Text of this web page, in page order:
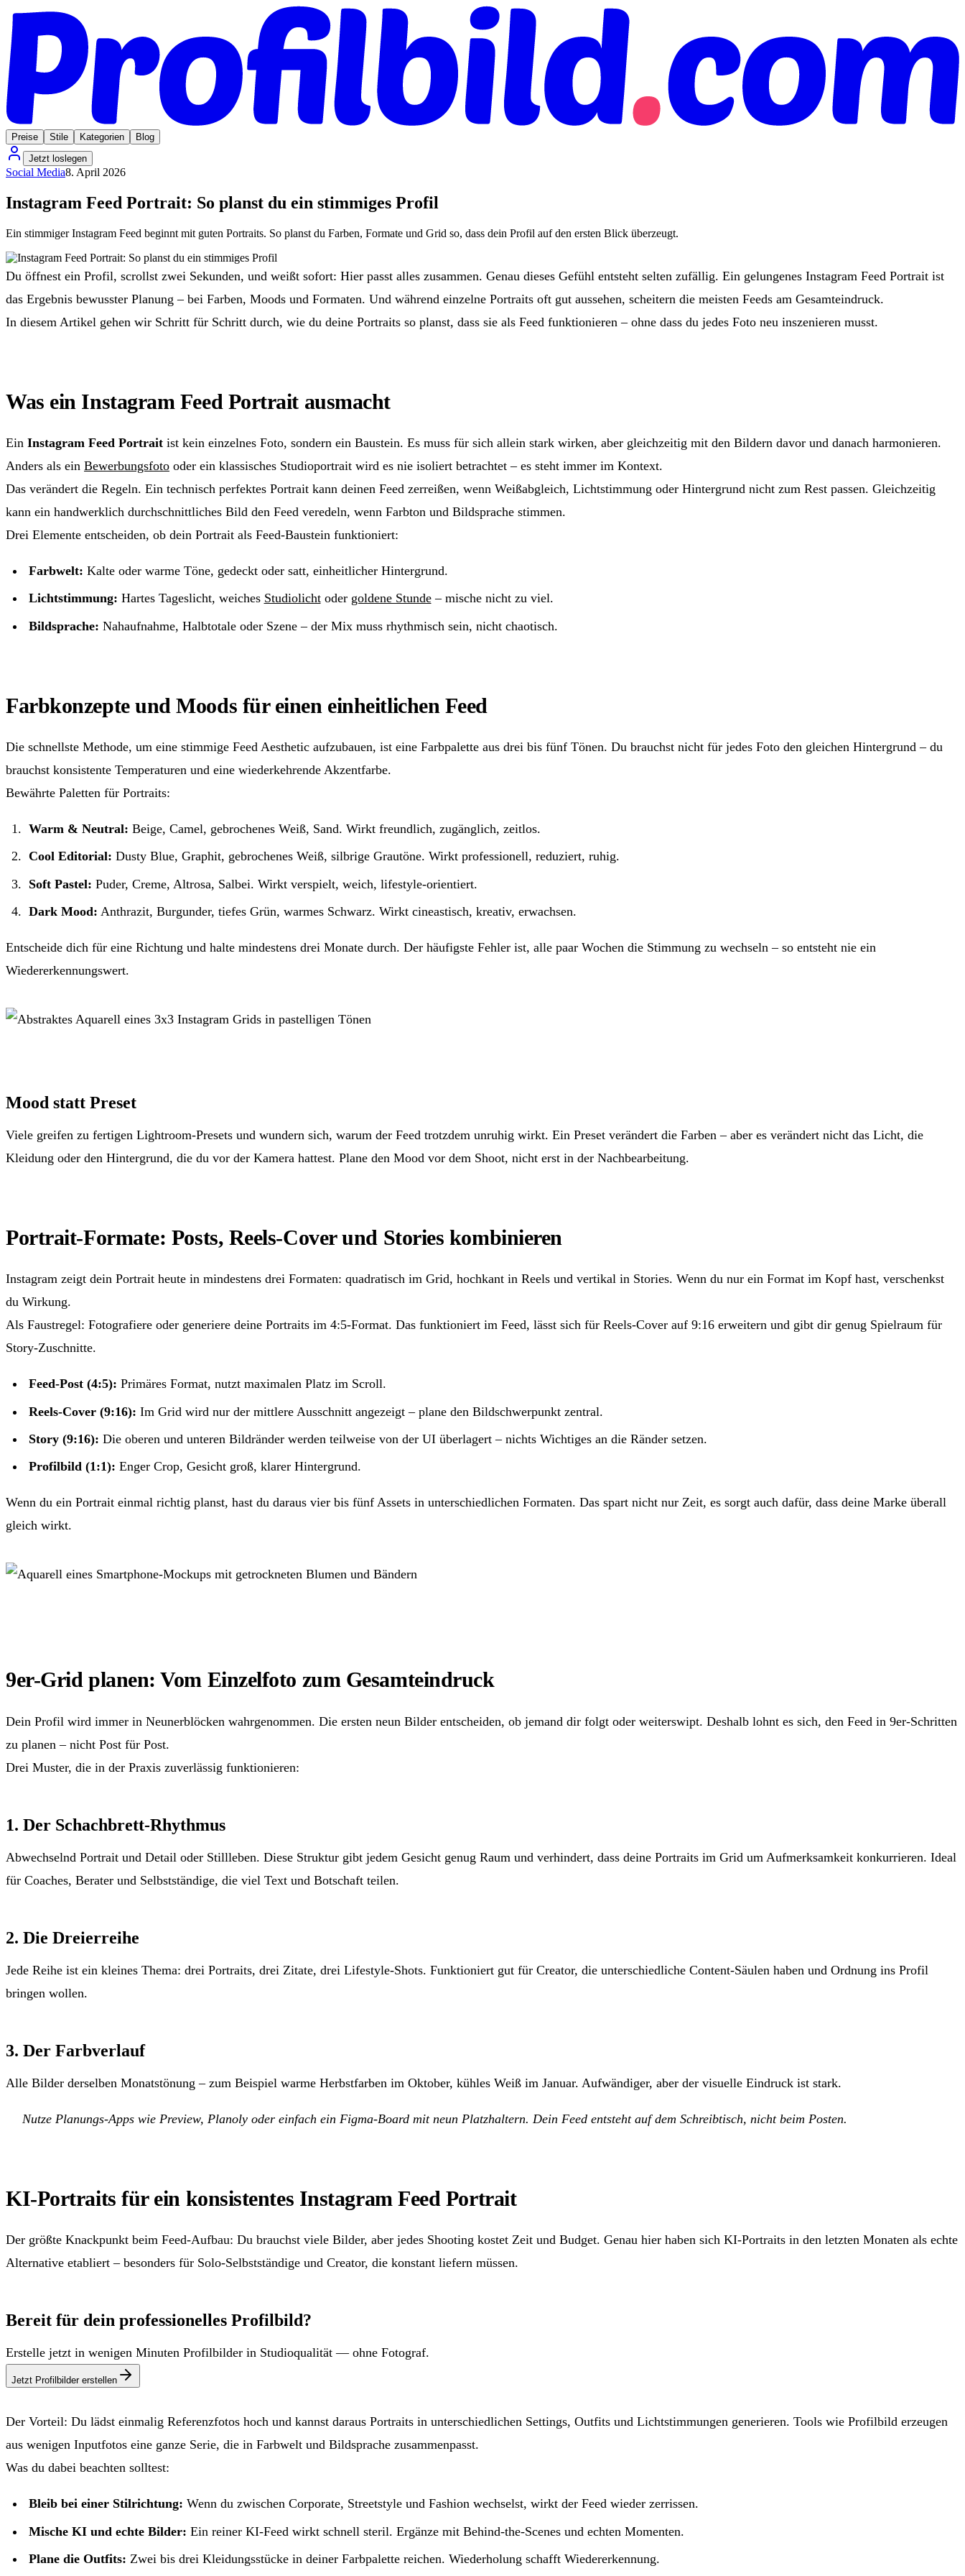
Preise Stile Kategorien
Blog
Jetzt loslegen
Social Media8. April 2026
Instagram Feed Portrait: So planst du ein stimmiges Profil
Ein stimmiger Instagram Feed beginnt mit guten Portraits. So planst du Farben, Formate und Grid so, dass dein Profil auf den ersten Blick überzeugt.
Du öffnest ein Profil, scrollst zwei Sekunden, und weißt sofort: Hier passt alles zusammen. Genau dieses Gefühl entsteht selten zufällig. Ein gelungenes Instagram Feed Portrait ist
das Ergebnis bewusster Planung – bei Farben, Moods und Formaten. Und während einzelne Portraits oft gut aussehen, scheitern die meisten Feeds am Gesamteindruck.
In diesem Artikel gehen wir Schritt für Schritt durch, wie du deine Portraits so planst, dass sie als Feed funktionieren – ohne dass du jedes Foto neu inszenieren musst.
Was ein Instagram Feed Portrait ausmacht
Ein Instagram Feed Portrait ist kein einzelnes Foto, sondern ein Baustein. Es muss für sich allein stark wirken, aber gleichzeitig mit den Bildern davor und danach harmonieren.
Anders als ein Bewerbungsfoto oder ein klassisches Studioportrait wird es nie isoliert betrachtet – es steht immer im Kontext.
Das verändert die Regeln. Ein technisch perfektes Portrait kann deinen Feed zerreißen, wenn Weißabgleich, Lichtstimmung oder Hintergrund nicht zum Rest passen. Gleichzeitig
kann ein handwerklich durchschnittliches Bild den Feed veredeln, wenn Farbton und Bildsprache stimmen.
Drei Elemente entscheiden, ob dein Portrait als Feed-Baustein funktioniert:
Farbwelt: Kalte oder warme Töne, gedeckt oder satt, einheitlicher Hintergrund.
Lichtstimmung: Hartes Tageslicht, weiches Studiolichtoder goldene Stunde– mische nicht zu viel.
Bildsprache: Nahaufnahme, Halbtotale oder Szene – der Mix muss rhythmisch sein, nicht chaotisch.
Farbkonzepte und Moods für einen einheitlichen Feed
Die schnellste Methode, um eine stimmige Feed Aesthetic aufzubauen, ist eine Farbpalette aus drei bis fünf Tönen. Du brauchst nicht für jedes Foto den gleichen Hintergrund – du
brauchst konsistente Temperaturen und eine wiederkehrende Akzentfarbe.
Bewährte Paletten für Portraits:
Warm & Neutral: Beige, Camel, gebrochenes Weiß, Sand. Wirkt freundlich, zugänglich, zeitlos.
Cool Editorial: Dusty Blue, Graphit, gebrochenes Weiß, silbrige Grautöne. Wirkt professionell, reduziert, ruhig.
Soft Pastel: Puder, Creme, Altrosa, Salbei. Wirkt verspielt, weich, lifestyle-orientiert.
Dark Mood: Anthrazit, Burgunder, tiefes Grün, warmes Schwarz. Wirkt cineastisch, kreativ, erwachsen.
Entscheide dich für eine Richtung und halte mindestens drei Monate durch. Der häufigste Fehler ist, alle paar Wochen die Stimmung zu wechseln – so entsteht nie ein
Wiedererkennungswert.
Mood statt Preset
Viele greifen zu fertigen Lightroom-Presets und wundern sich, warum der Feed trotzdem unruhig wirkt. Ein Preset verändert die Farben – aber es verändert nicht das Licht, die
Kleidung oder den Hintergrund, die du vor der Kamera hattest. Plane den Mood vor dem Shoot, nicht erst in der Nachbearbeitung.
Portrait-Formate: Posts, Reels-Cover und Stories kombinieren
Instagram zeigt dein Portrait heute in mindestens drei Formaten: quadratisch im Grid, hochkant in Reels und vertikal in Stories. Wenn du nur ein Format im Kopf hast, verschenkst
du Wirkung.
Als Faustregel: Fotografiere oder generiere deine Portraits im 4:5-Format. Das funktioniert im Feed, lässt sich für Reels-Cover auf 9:16 erweitern und gibt dir genug Spielraum für
Story-Zuschnitte.
Feed-Post (4:5): Primäres Format, nutzt maximalen Platz im Scroll.
Reels-Cover (9:16): Im Grid wird nur der mittlere Ausschnitt angezeigt – plane den Bildschwerpunkt zentral.
Story (9:16): Die oberen und unteren Bildränder werden teilweise von der UI überlagert – nichts Wichtiges an die Ränder setzen.
Profilbild (1:1): Enger Crop, Gesicht groß, klarer Hintergrund.
Wenn du ein Portrait einmal richtig planst, hast du daraus vier bis fünf Assets in unterschiedlichen Formaten. Das spart nicht nur Zeit, es sorgt auch dafür, dass deine Marke überall
gleich wirkt.
9er-Grid planen: Vom Einzelfoto zum Gesamteindruck
Dein Profil wird immer in Neunerblöcken wahrgenommen. Die ersten neun Bilder entscheiden, ob jemand dir folgt oder weiterswipt. Deshalb lohnt es sich, den Feed in 9er-Schritten
zu planen – nicht Post für Post.
Drei Muster, die in der Praxis zuverlässig funktionieren:
1. Der Schachbrett-Rhythmus
Abwechselnd Portrait und Detail oder Stillleben. Diese Struktur gibt jedem Gesicht genug Raum und verhindert, dass deine Portraits im Grid um Aufmerksamkeit konkurrieren. Ideal
für Coaches, Berater und Selbstständige, die viel Text und Botschaft teilen.
2. Die Dreierreihe
Jede Reihe ist ein kleines Thema: drei Portraits, drei Zitate, drei Lifestyle-Shots. Funktioniert gut für Creator, die unterschiedliche Content-Säulen haben und Ordnung ins Profil
bringen wollen.
3. Der Farbverlauf
Alle Bilder derselben Monatstönung – zum Beispiel warme Herbstfarben im Oktober, kühles Weiß im Januar. Aufwändiger, aber der visuelle Eindruck ist stark.
Nutze Planungs-Apps wie Preview, Planoly oder einfach ein Figma-Board mit neun Platzhaltern. Dein Feed entsteht auf dem Schreibtisch, nicht beim Posten.
KI-Portraits für ein konsistentes Instagram Feed Portrait
Der größte Knackpunkt beim Feed-Aufbau: Du brauchst viele Bilder, aber jedes Shooting kostet Zeit und Budget. Genau hier haben sich KI-Portraits in den letzten Monaten als echte
Alternative etabliert – besonders für Solo-Selbstständige und Creator, die konstant liefern müssen.
Bereit für dein professionelles Profilbild?
Erstelle jetzt in wenigen Minuten Profilbilder in Studioqualität — ohne Fotograf.
Jetzt Profilbilder erstellen
Der Vorteil: Du lädst einmalig Referenzfotos hoch und kannst daraus Portraits in unterschiedlichen Settings, Outfits und Lichtstimmungen generieren. Tools wie Profilbild erzeugen
aus wenigen Inputfotos eine ganze Serie, die in Farbwelt und Bildsprache zusammenpasst.
Was du dabei beachten solltest:
Bleib bei einer Stilrichtung: Wenn du zwischen Corporate, Streetstyle und Fashion wechselst, wirkt der Feed wieder zerrissen.
Mische KI und echte Bilder: Ein reiner KI-Feed wirkt schnell steril. Ergänze mit Behind-the-Scenes und echten Momenten.
Plane die Outfits: Zwei bis drei Kleidungsstücke in deiner Farbpalette reichen. Wiederholung schafft Wiedererkennung.